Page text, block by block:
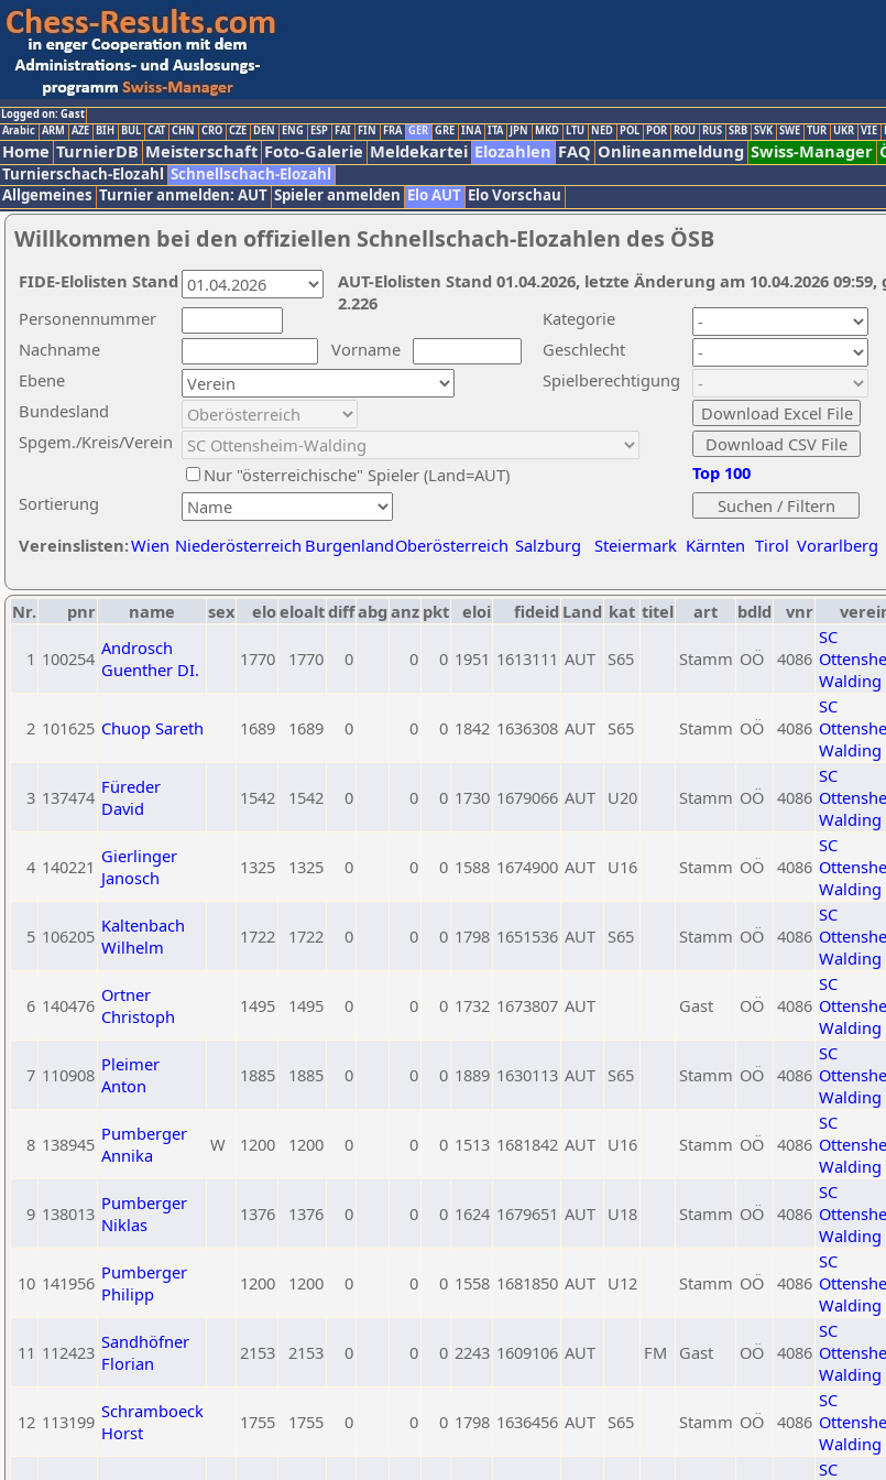
Logged on: Gast
Arabic ARM AZE BIH BUL CAT CHN CRO CZE DEN ENG ESP FAI FIN FRA GER GRE INA ITA JPN MKD LTU NED POL POR ROU RUS SRB SVK SWE TUR UKR VIE
Home TurnierDB Meisterschaft Foto-Galerie Meldekartei Elozahlen FAQ Onlineanmeldung Swiss-Manager
Turnierschach-Elozahl Schnellschach-Elozahl
Allgemeines Turnier anmelden: AUT Spieler anmelden Elo AUT Elo Vorschau
Willkommen bei den offiziellen Schnellschach-Elozahlen des ÖSB
Nachname
Vorname
Ebene
Kategorie
Sortierung
Personennummer
Bundesland
Spgem./Kreis/Verein
Geschlecht
Nur "österreichische" Spieler (Land=AUT)
Spielberechtigung
Vereinslisten:Wien Niederösterreich BurgenlandOberösterreich Salzburg Steiermark Kärnten Tirol Vorarlberg
Top 100
AUT-Elolisten Stand 01.04.2026, letzte Änderung am 10.04.2026
2.226
FIDE-Elolisten Stand
Nr. pnr name sex eloeloaltdiffabg anz pkt eloi fideid Land kat titel art bdld vnr
1 100254 Androsch
Guenther DI.
1770 1770 0 0 0 1951 1613111 AUT S65 Stamm OÖ 4086
SC
Walding
2 101625 Chuop Sareth 1689 1689 0 0 0 1842 1636308 AUT S65 Stamm OÖ 4086
SC
Walding
3 137474 Füreder
David
1542 1542 0 0 0 1730 1679066 AUT U20 Stamm OÖ 4086
SC
Walding
4 140221 Gierlinger
Janosch
1325 1325 0 0 0 1588 1674900 AUT U16 Stamm OÖ 4086
SC
Walding
5 106205 Kaltenbach
Wilhelm
1722 1722 0 0 0 1798 1651536 AUT S65 Stamm OÖ 4086
SC
Walding
6 140476 Ortner
Christoph
1495 1495 0 0 0 1732 1673807 AUT Gast OÖ 4086
SC
Walding
7 110908 Pleimer
Anton
1885 1885 0 0 0 1889 1630113 AUT S65 Stamm OÖ 4086
SC
Walding
8 138945 Pumberger
Annika
W 1200 1200 0 0 0 1513 1681842 AUT U16 Stamm OÖ 4086
SC
Walding
9 138013 Pumberger
Niklas
1376 1376 0 0 0 1624 1679651 AUT U18 Stamm OÖ 4086
SC
Walding
10 141956 Pumberger
Philipp
1200 1200 0 0 0 1558 1681850 AUT U12 Stamm OÖ 4086
SC
Walding
11 112423 Sandhöfner
Florian
2153 2153 0 0 0 2243 1609106 AUT FM Gast OÖ 4086
SC
Walding
12 113199 Schramboeck
Horst
1755 1755 0 0 0 1798 1636456 AUT S65 Stamm OÖ 4086
SC
Walding
SC